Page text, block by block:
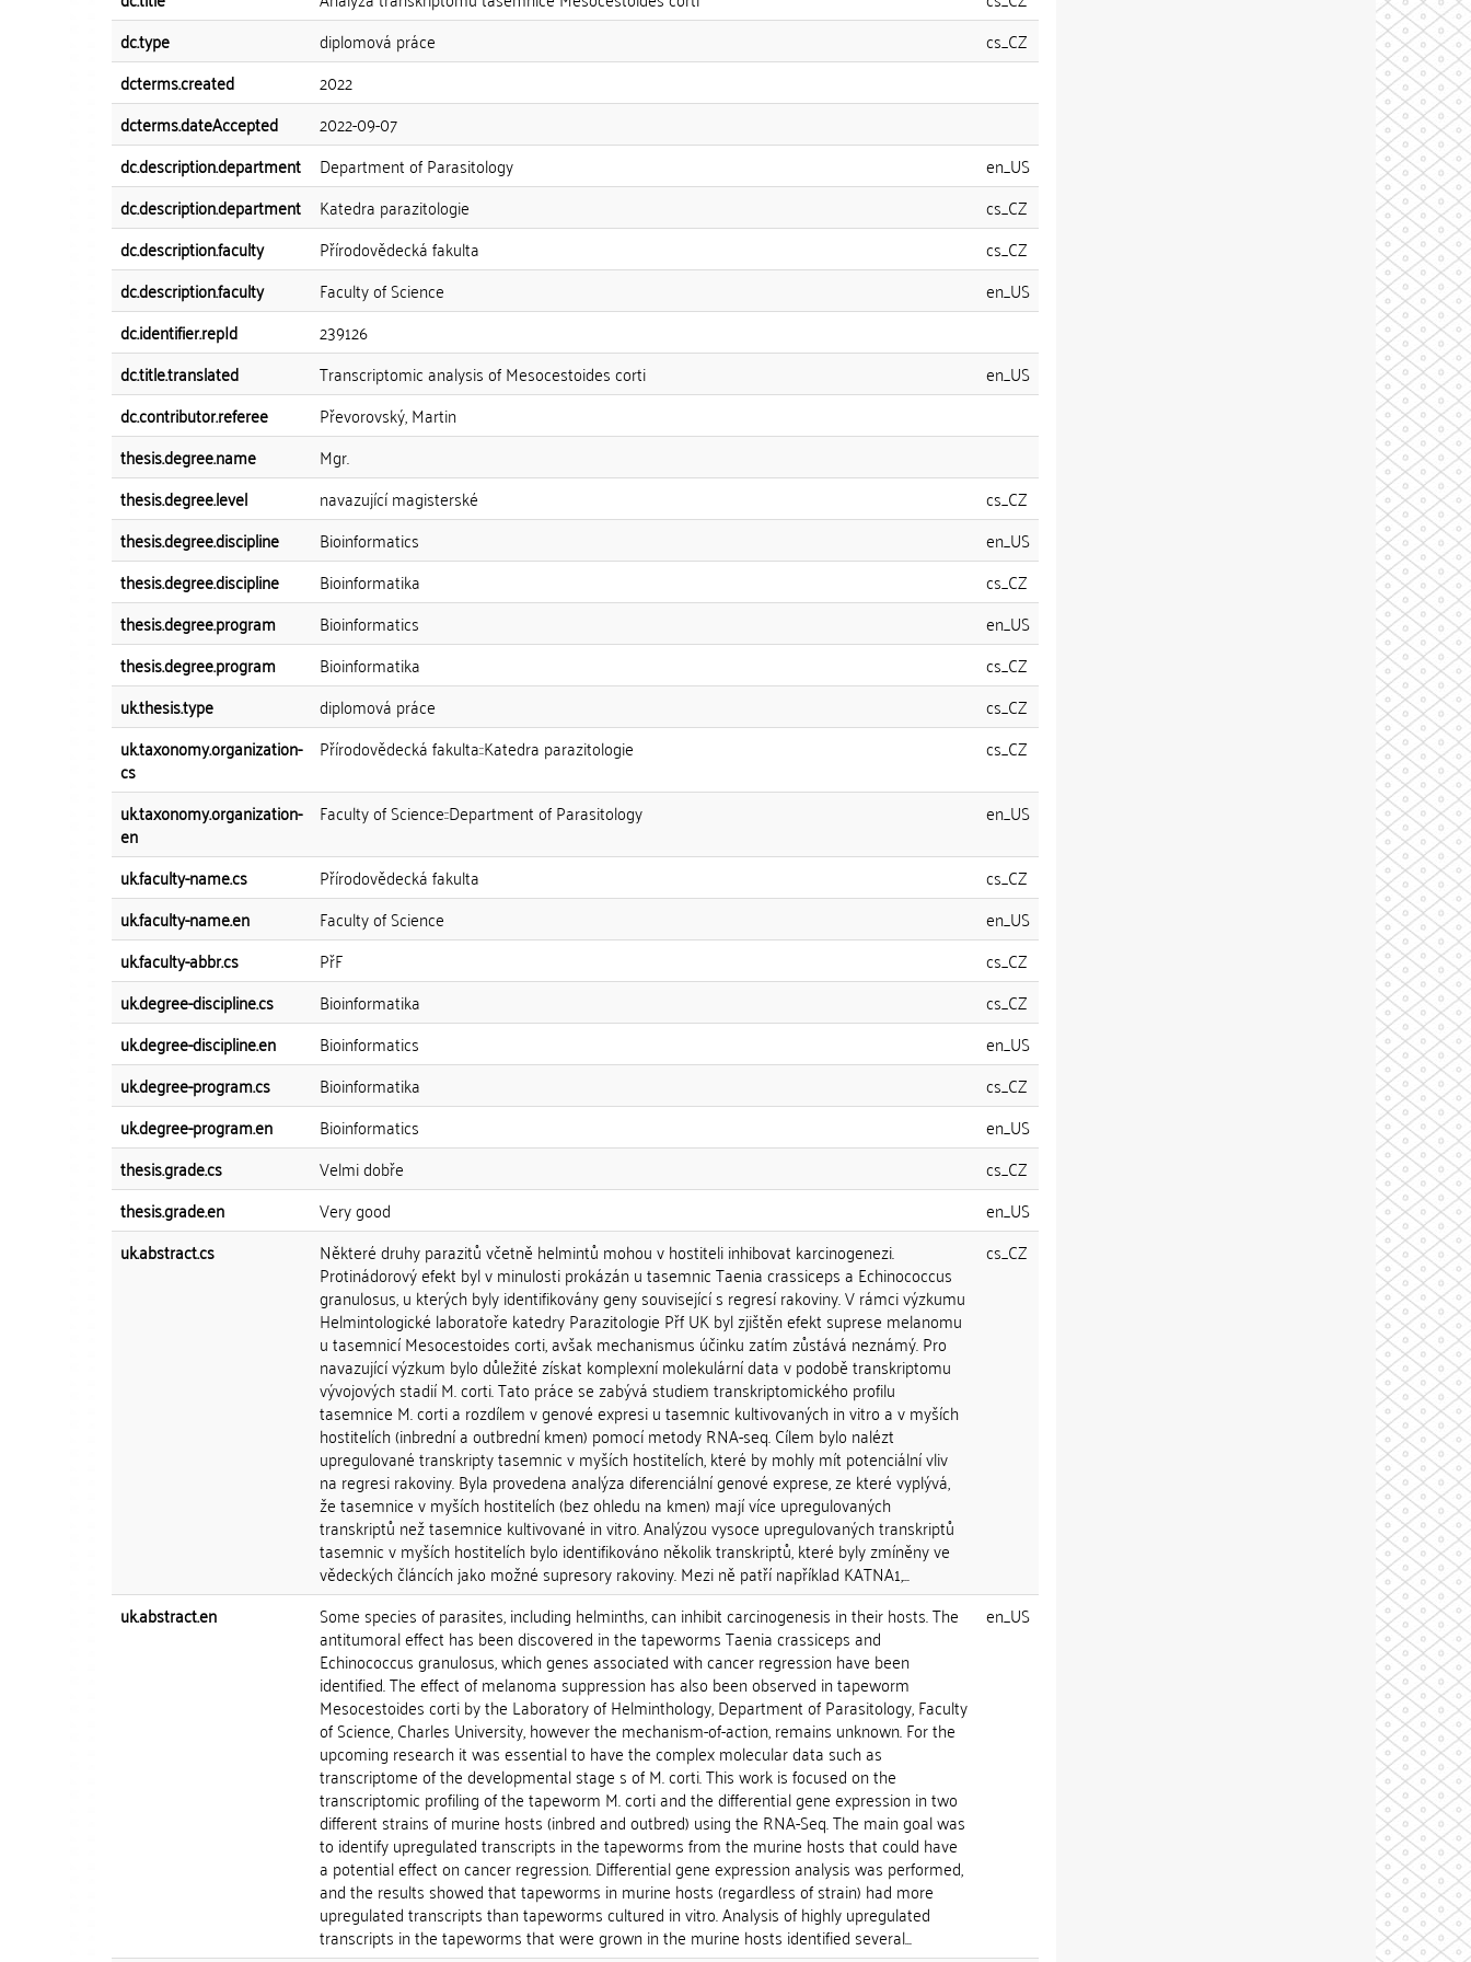
dc.type
diplomová práce
cs_CZ
dcterms.created
2022
dcterms.dateAccepted
2022-09-07
dc.description.department
Department of Parasitology
en_US
dc.description.department
Katedra parazitologie
cs_CZ
dc.description.faculty
Přírodovědecká fakulta
cs_CZ
dc.description.faculty
Faculty of Science
en_US
dc.identifier.repId
239126
dc.title.translated
Transcriptomic analysis of Mesocestoides corti
en_US
dc.contributor.referee
Převorovský, Martin
thesis.degree.name
Mgr.
thesis.degree.level
navazující magisterské
cs_CZ
thesis.degree.discipline
Bioinformatics
en_US
thesis.degree.discipline
Bioinformatika
cs_CZ
thesis.degree.program
Bioinformatics
en_US
thesis.degree.program
Bioinformatika
cs_CZ
uk.thesis.type
diplomová práce
cs_CZ
uk.taxonomy.organization-
cs
Přírodovědecká fakulta::Katedra parazitologie cs_CZ
uk.taxonomy.organization-
en
Faculty of Science::Department of Parasitology en_US
uk.faculty-name.cs Přírodovědecká fakulta
cs_CZ
uk.faculty-name.en
Faculty of Science
en_US
uk.faculty-abbr.cs
PřF
cs_CZ
uk.degree-discipline.cs
Bioinformatika
cs_CZ
uk.degree-discipline.en
Bioinformatics
en_US
uk.degree-program.cs
Bioinformatika
cs_CZ
uk.degree-program.en
Bioinformatics
en_US
thesis.grade.cs
Velmi dobře
cs_CZ
thesis.grade.en
Very good
en_US
uk.abstract.cs
Některé druhy parazitů včetně helmintů mohou v hostiteli inhibovat karcinogenezi.
Protinádorový efekt byl v minulosti prokázán u tasemnic Taenia crassiceps a Echinococcus
granulosus, u kterých byly identifikovány geny související s regresí rakoviny. V rámci výzkumu
Helmintologické laboratoře katedry Parazitologie Přf UK byl zjištěn efekt suprese melanomu
u tasemnicí Mesocestoides corti, avšak mechanismus účinku zatím zůstává neznámý. Pro
navazující výzkum bylo důležité získat komplexní molekulární data v podobě transkriptomu
vývojových stadií M. corti. Tato práce se zabývá studiem transkriptomického profilu
tasemnice M. corti a rozdílem v genové expresi u tasemnic kultivovaných in vitro a v myších
hostitelích (inbrední a outbrední kmen) pomocí metody RNA-seq. Cílem bylo nalézt
upregulované transkripty tasemnic v myších hostitelích, které by mohly mít potenciální vliv
na regresi rakoviny. Byla provedena analýza diferenciální genové exprese, ze které vyplývá,
že tasemnice v myších hostitelích (bez ohledu na kmen) mají více upregulovaných
transkriptů než tasemnice kultivované in vitro. Analýzou vysoce upregulovaných transkriptů
tasemnic v myších hostitelích bylo identifikováno několik transkriptů, které byly zmíněny ve
vědeckých článcích jako možné supresory rakoviny. Mezi ně patří například KATNA1,...
cs_CZ
uk.abstract.en Some species of parasites, including helminths, can inhibit carcinogenesis in their hosts. The
antitumoral effect has been discovered in the tapeworms Taenia crassiceps and
Echinococcus granulosus, which genes associated with cancer regression have been
identified. The effect of melanoma suppression has also been observed in tapeworm
Mesocestoides corti by the Laboratory of Helminthology, Department of Parasitology, Faculty
of Science, Charles University, however the mechanism-of-action, remains unknown. For the
upcoming research it was essential to have the complex molecular data such as
transcriptome of the developmental stage s of M. corti. This work is focused on the
transcriptomic profiling of the tapeworm M. corti and the differential gene expression in two
different strains of murine hosts (inbred and outbred) using the RNA-Seq. The main goal was
to identify upregulated transcripts in the tapeworms from the murine hosts that could have
a potential effect on cancer regression. Differential gene expression analysis was performed,
and the results showed that tapeworms in murine hosts (regardless of strain) had more
upregulated transcripts than tapeworms cultured in vitro. Analysis of highly upregulated
transcripts in the tapeworms that were grown in the murine hosts identified several...
en_US